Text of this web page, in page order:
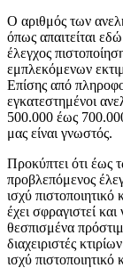
Ο αριθμός των
όπως απαιτείται
έλεγχος
εμπλεκόμενων
Επίσης από
εγκατεστημένοι
500.000 έως
μας είναι γνωστός.
Προκύπτει ότι έως
προβλεπόμενος
ισχύ
έχει σφραγιστεί
θεσπισμένα
διαχειριστές
ισχύ